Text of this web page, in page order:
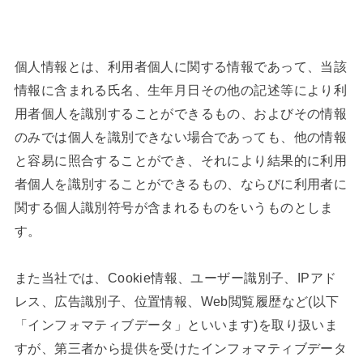
個人情報とは、利用者個人に関する情報であって、当該
情報に含まれる氏名、生年月日その他の記述等により利
用者個人を識別することができるもの、およびその情報
のみでは個人を識別できない場合であっても、他の情報
と容易に照合することができ、それにより結果的に利用
者個人を識別することができるもの、ならびに利用者に
関する個人識別符号が含まれるものをいうものとしま
す。
また当社では、Cookie情報、ユーザー識別子、IPアド
レス、広告識別子、位置情報、Web閲覧履歴など(以下
「インフォマティブデータ」といいます)を取り扱いま
すが、第三者から提供を受けたインフォマティブデータ